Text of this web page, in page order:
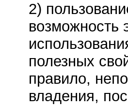
2)
возможность
полезных
правило,
владения,